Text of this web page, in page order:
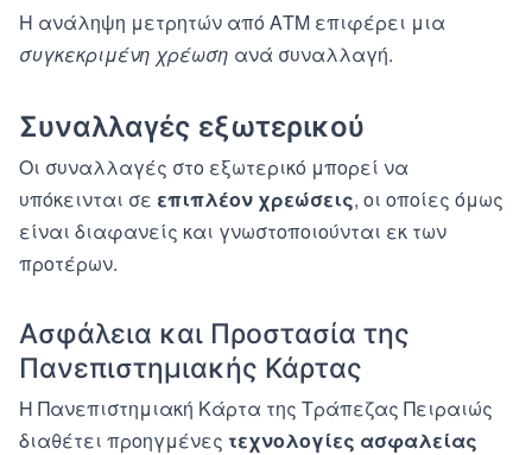
Η ανάληψη μετρητών από ΑΤΜ επιφέρει μια
συγκεκριμένη χρέωση ανά συναλλαγή.
Συναλλαγές εξωτερικού
Οι συναλλαγές στο εξωτερικό μπορεί να
υπόκεινται σε επιπλέον χρεώσεις, οι οποίες όμως
είναι διαφανείς και γνωστοποιούνται εκ των
προτέρων.
Ασφάλεια και Προστασία της
Πανεπιστημιακής Κάρτας
Η Πανεπιστημιακή Κάρτα της Τράπεζας Πειραιώς
διαθέτει προηγμένες τεχνολογίες ασφαλείας